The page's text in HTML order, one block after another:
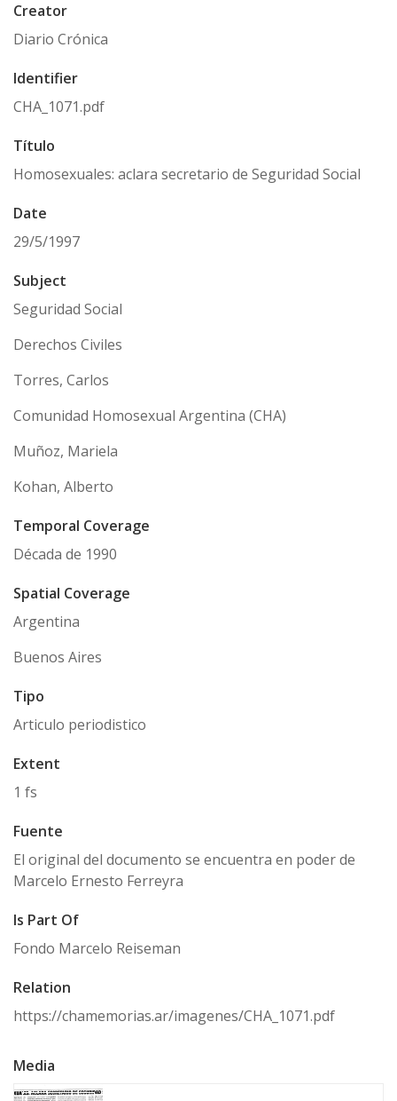
Creator
Diario Crónica
Identifier
CHA_1071.pdf
Título
Homosexuales: aclara secretario de Seguridad Social
Date
29/5/1997
Subject
Seguridad Social
Derechos Civiles
Torres, Carlos
Comunidad Homosexual Argentina (CHA)
Muñoz, Mariela
Kohan, Alberto
Temporal Coverage
Década de 1990
Spatial Coverage
Argentina
Buenos Aires
Tipo
Articulo periodistico
Extent
1 fs
Fuente
El original del documento se encuentra en poder de
Marcelo Ernesto Ferreyra
Is Part Of
Fondo Marcelo Reiseman
Relation
https://chamemorias.ar/imagenes/CHA_1071.pdf
Media